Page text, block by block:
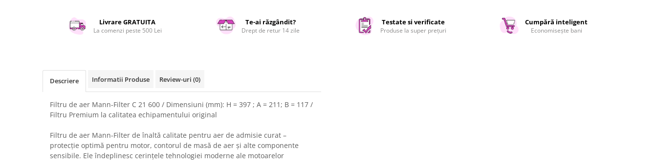
Scule electrice si unelte
Silicon, spume si solutii tehnice
Uscatoare rufe
Utilaje si materiale de constructii
Laptop, Tablete & Telefoane
Accesorii tablete
Telefoane Mobile & accesorii
Wearable & Gadgeturi
Electrocasnice & Climatizare
Livrare GRATUITA
La comenzi peste 500 Lei
Te-ai răzgândit?
Drept de retur 14 zile
Testate si verificate
Produse la super prețuri
Cumpără inteligent
Economisește bani
Descriere Informatii Produse Review-uri (0)
Filtru de aer Mann-Filter C 21 600 / Dimensiuni (mm): H = 397 ; A = 211; B = 117 /
Filtru Premium la calitatea echipamentului original
Filtru de aer Mann-Filter de înaltă calitate pentru aer de admisie curat –
protecție optimă pentru motor, contorul de masă de aer și alte componente
sensibile. Ele îndeplinesc cerințele tehnologiei moderne ale motoarelor